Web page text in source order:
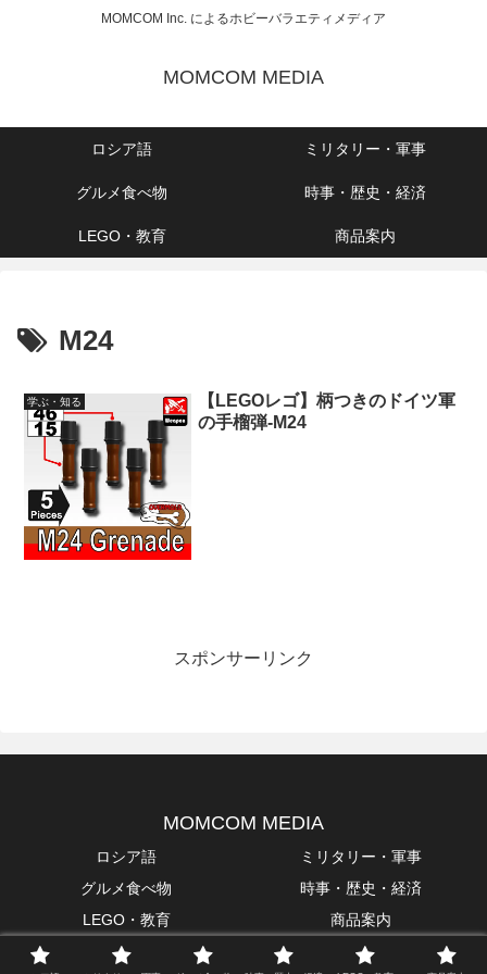
MOMCOM Inc. によるホビーバラエティメディア
MOMCOM MEDIA
ロシア語 ミリタリー・軍事
グルメ食べ物 時事・歴史・経済
LEGO・教育 商品案内
M24
学ぶ・知る
【LEGOレゴ】柄つきのドイツ軍
の手榴弾-M24
スポンサーリンク
MOMCOM MEDIA
ロシア語
ミリタリー・軍事
グルメ食べ物
時事・歴史・経済
LEGO・教育
商品案内
Copyright © 2018 MOMCOM.Inc All Rights Reserved.